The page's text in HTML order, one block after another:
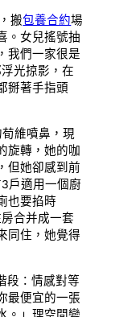
搬包養合約場
。女兒搖號抽
我們一家很是
光掠影，在
掰著手指頭
維噴鼻，現
旋轉，她的咖
但她卻感到前
戶適用一個廚
也要掐時
合并成一套
同住，她覺得
段：情感對等
最便宜的一張